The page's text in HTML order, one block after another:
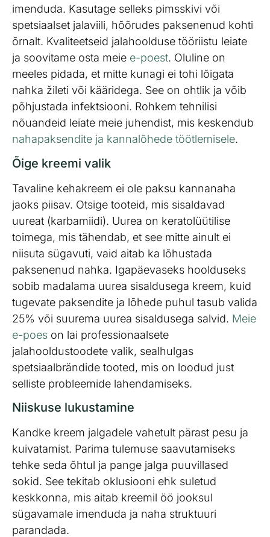
imenduda. Kasutage selleks pimsskivi või
spetsiaalset jalaviili, hõõrudes paksenenud kohti
õrnalt. Kvaliteetseid jalahoolduse tööriistu leiate
ja soovitame osta meie e-poest. Oluline on
meeles pidada, et mitte kunagi ei tohi lõigata
nahka žileti või kääridega. See on ohtlik ja võib
põhjustada infektsiooni. Rohkem tehnilisi
nõuandeid leiate meie juhendist, mis keskendub
nahapaksendite ja kannalõhede töötlemisele.
Õige kreemi valik
Tavaline kehakreem ei ole paksu kannanaha
jaoks piisav. Otsige tooteid, mis sisaldavad
uureat (karbamiidi). Uurea on keratolüütilise
toimega, mis tähendab, et see mitte ainult ei
niisuta sügavuti, vaid aitab ka lõhustada
paksenenud nahka. Igapäevaseks hoolduseks
sobib madalama uurea sisaldusega kreem, kuid
tugevate paksendite ja lõhede puhul tasub valida
25% või suurema uurea sisaldusega salvid. Meie
e-poes on lai professionaalsete
jalahooldustoodete valik, sealhulgas
spetsiaalbrändide tooted, mis on loodud just
selliste probleemide lahendamiseks.
Niiskuse lukustamine
Kandke kreem jalgadele vahetult pärast pesu ja
kuivatamist. Parima tulemuse saavutamiseks
tehke seda õhtul ja pange jalga puuvillased
sokid. See tekitab oklusiooni ehk suletud
keskkonna, mis aitab kreemil öö jooksul
sügavamale imenduda ja naha struktuuri
parandada.